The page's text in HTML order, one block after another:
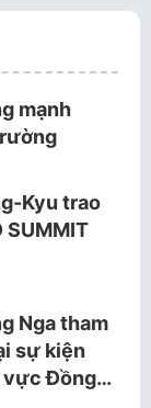
mạnh
Kyu trao
SUMMIT
Nga tham
sự kiện
vực Đồng…